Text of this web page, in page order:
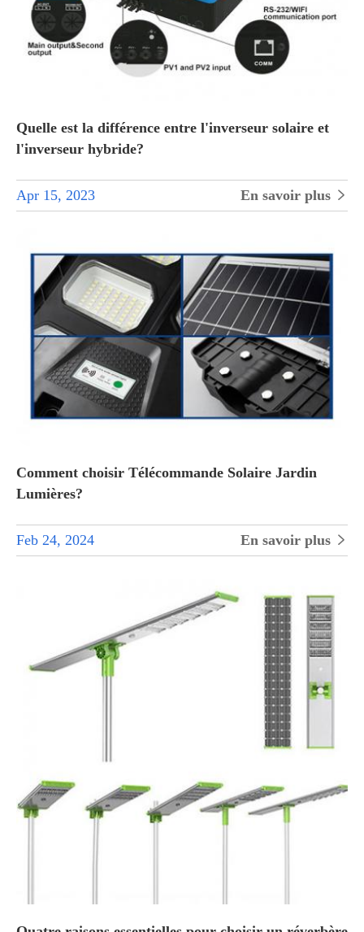
Quelle est la différence entre l'inverseur solaire et
l'inverseur hybride?
Apr 15, 2023 En savoir plus 
Comment choisir Télécommande Solaire Jardin
Lumières?
Feb 24, 2024 En savoir plus 